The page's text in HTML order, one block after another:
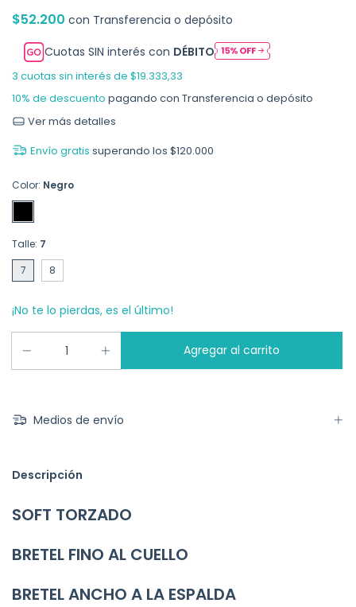
$52.200 con Transferencia o depósito
Cuotas SIN interés con DÉBITO
3 cuotas sin interés de $19.333,33
10% de descuento pagando con Transferencia o depósito
Ver más detalles
Envío gratis superando los $120.000
Color: Negro
Talle: 7
7
8
¡No te lo pierdas, es el último!
Medios de envío
Descripción
SOFT TORZADO
BRETEL FINO AL CUELLO
BRETEL ANCHO A LA ESPALDA